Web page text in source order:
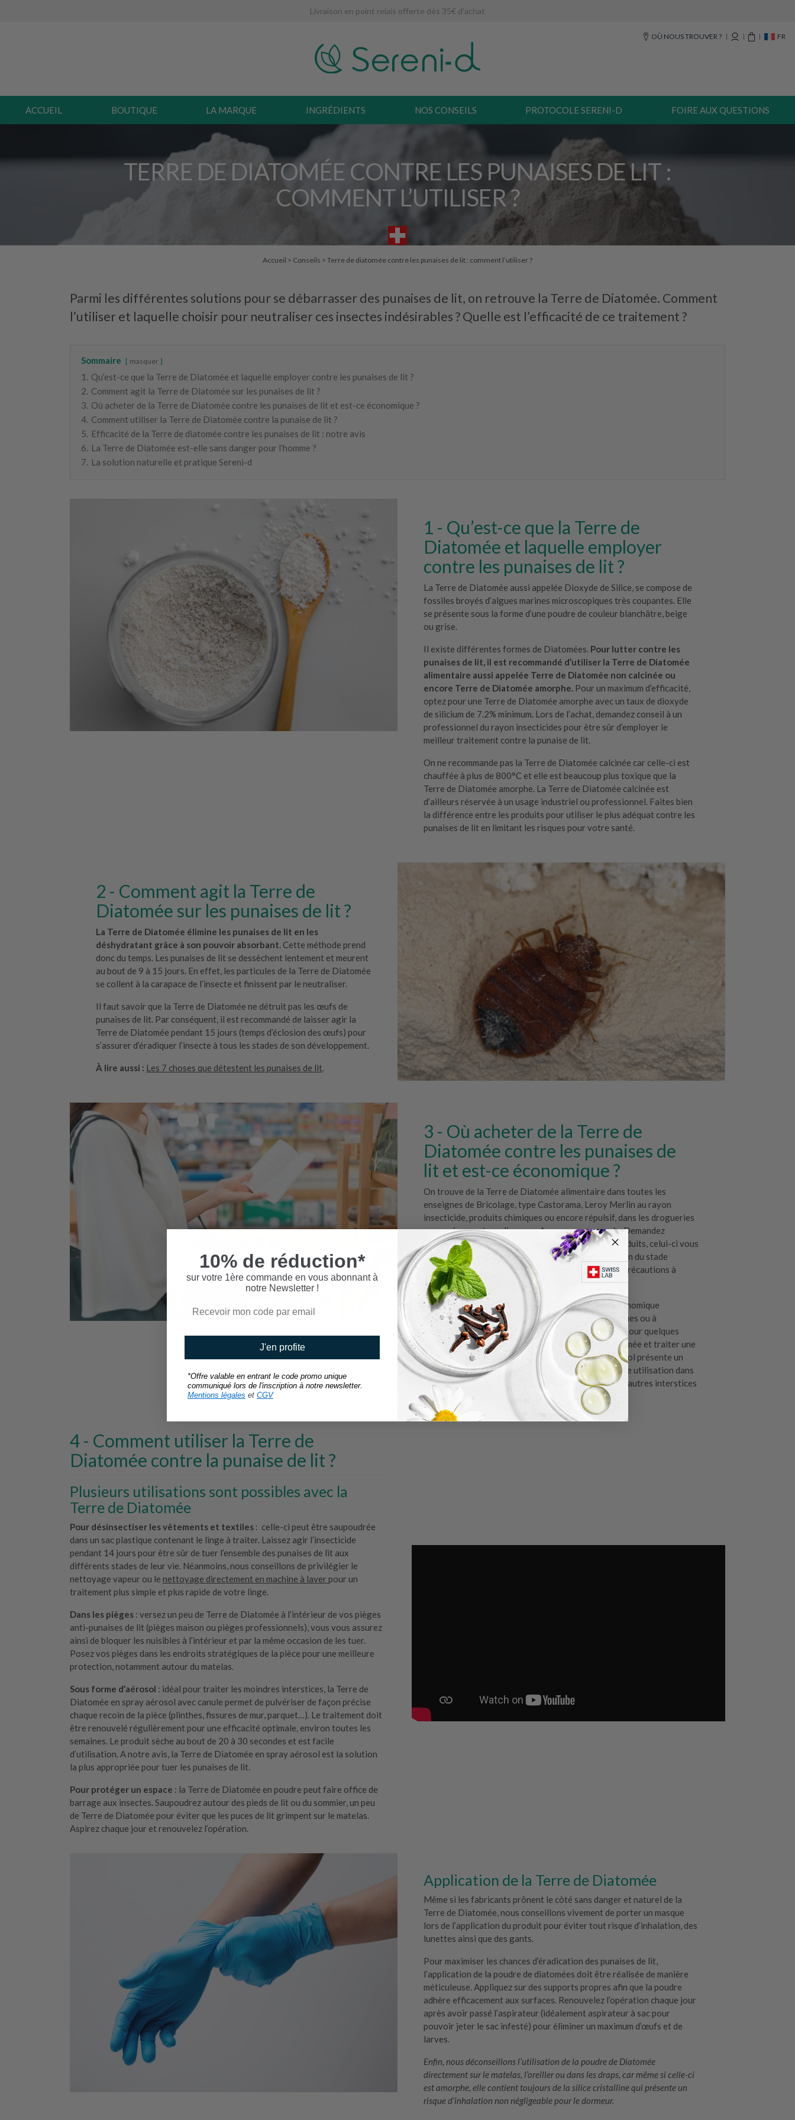
Livraison en point relais offerte dès 35€ d’achat
OÙ NOUS TROUVER ? FR
ACCUEIL BOUTIQUE LA MARQUE INGRÉDIENTS NOS CONSEILS PROTOCOLE SERENI-D FOIRE AUX QUESTIONS
TERRE DE DIATOMÉE CONTRE LES PUNAISES DE LIT :
COMMENT L’UTILISER ?
Accueil > Conseils > Terre de diatomée contre les punaises de lit : comment l’utiliser ?
Parmi les différentes solutions pour se débarrasser des punaises de lit, on retrouve la Terre de Diatomée. Comment
l’utiliser et laquelle choisir pour neutraliser ces insectes indésirables ? Quelle est l’efficacité de ce traitement ?
Sommaire masquer
1. Qu’est-ce que la Terre de Diatomée et laquelle employer contre les punaises de lit ?
2. Comment agit la Terre de Diatomée sur les punaises de lit ?
3. Où acheter de la Terre de Diatomée contre les punaises de lit et est-ce économique ?
4. Comment utiliser la Terre de Diatomée contre la punaise de lit ?
5. Efficacité de la Terre de diatomée contre les punaises de lit : notre avis
6. La Terre de Diatomée est-elle sans danger pour l’homme ?
7. La solution naturelle et pratique Sereni-d
Qu’est-ce que la Terre de
Diatomée et laquelle employer
contre les punaises de lit ?
La Terre de Diatomée aussi appelée Dioxyde de Silice, se compose de
fossiles broyés d’algues marines microscopiques très coupantes. Elle
se présente sous la forme d’une poudre de couleur blanchâtre, beige
ou grise.
Il existe différentes formes de Diatomées. Pour lutter contre les
punaises de lit, il est recommandé d’utiliser la Terre de Diatomée
alimentaire aussi appelée Terre de Diatomée non calcinée ou
encore Terre de Diatomée amorphe. Pour un maximum d’efficacité,
optez pour une Terre de Diatomée amorphe avec un taux de dioxyde
de silicium de 7.2% minimum. Lors de l’achat, demandez conseil à un
professionnel du rayon insecticides pour être sûr d’employer le
meilleur traitement contre la punaise de lit.
On ne recommande pas la Terre de Diatomée calcinée car celle-ci est
chauffée à plus de 800°C et elle est beaucoup plus toxique que la
Terre de Diatomée amorphe. La Terre de Diatomée calcinée est
d’ailleurs réservée à un usage industriel ou professionnel. Faites bien
la différence entre les produits pour utiliser le plus adéquat contre les
punaises de lit en limitant les risques pour votre santé.
Comment agit la Terre de
Diatomée sur les punaises de lit ?
La Terre de Diatomée élimine les punaises de lit en les
déshydratant grâce à son pouvoir absorbant. Cette méthode prend
donc du temps. Les punaises de lit se dessèchent lentement et meurent
au bout de 9 à 15 jours. En effet, les particules de la Terre de Diatomée
se collent à la carapace de l’insecte et finissent par le neutraliser.
Il faut savoir que la Terre de Diatomée ne détruit pas les œufs de
punaises de lit. Par conséquent, il est recommandé de laisser agir la
Terre de Diatomée pendant 15 jours (temps d’éclosion des œufs) pour
s’assurer d’éradiquer l’insecte à tous les stades de son développement.
À lire aussi : Les 7 choses que détestent les punaises de lit.
Où acheter de la Terre de
Diatomée contre les punaises de
lit et est-ce économique ?
On trouve de la Terre de Diatomée alimentaire dans toutes les
enseignes de Bricolage, type Castorama, Leroy Merlin au rayon
insecticide, produits chimiques ou encore répulsif, dans les drogueries
ou aussi en vente en ligne sur Amazon par exemple. Demandez
toujours conseil à un expert avant d’acheter vos produits, celui-ci vous
conseillera sur l’utilisation de l’insecticide en fonction du stade
d’infestation, sur les différentes marques et sur les précautions à
prendre pour utiliser les produits.
Côté prix, la Terre de Diatomée est une solution économique
comparée à d’autres traitements insecticides chimiques ou à
l’intervention d’une entreprise de désinsectisation. Pour quelques
euros, vous pouvez obtenir un sac de Terre de Diatomée et traiter une
grande surface. La Terre de diatomée en spray aérosol présente un
prix un peu plus élevé mais est indispensable pour une utilisation dans
les cachettes à punaises de lit comme les plinthes ou autres interstices
sombres.
Comment utiliser la Terre de
Diatomée contre la punaise de lit ?
Plusieurs utilisations sont possibles avec la
Terre de Diatomée
Pour désinsectiser les vêtements et textiles : celle-ci peut être saupoudrée
dans un sac plastique contenant le linge à traiter. Laissez agir l’insecticide
pendant 14 jours pour être sûr de tuer l’ensemble des punaises de lit aux
différents stades de leur vie. Néanmoins, nous conseillons de privilégier le
nettoyage vapeur ou le nettoyage directement en machine à laver pour un
traitement plus simple et plus rapide de votre linge.
Dans les pièges : versez un peu de Terre de Diatomée à l’intérieur de vos pièges
anti-punaises de lit (pièges maison ou pièges professionnels), vous vous assurez
ainsi de bloquer les nuisibles à l’intérieur et par la même occasion de les tuer.
Posez vos pièges dans les endroits stratégiques de la pièce pour une meilleure
protection, notamment autour du matelas.
Sous forme d’aérosol : idéal pour traiter les moindres interstices, la Terre de
Diatomée en spray aérosol avec canule permet de pulvériser de façon précise
chaque recoin de la pièce (plinthes, fissures de mur, parquet…). Le traitement doit
être renouvelé régulièrement pour une efficacité optimale, environ toutes les
semaines. Le produit sèche au bout de 20 à 30 secondes et est facile
d’utilisation. A notre avis, la Terre de Diatomée en spray aérosol est la solution
la plus appropriée pour tuer les punaises de lit.
Pour protéger un espace : la Terre de Diatomée en poudre peut faire office de
barrage aux insectes. Saupoudrez autour des pieds de lit ou du sommier, un peu
de Terre de Diatomée pour éviter que les puces de lit grimpent sur le matelas.
Aspirez chaque jour et renouvelez l’opération.
Application de la Terre de Diatomée
Même si les fabricants prônent le côté sans danger et naturel de la
Terre de Diatomée, nous conseillons vivement de porter un masque
lors de l’application du produit pour éviter tout risque d’inhalation, des
lunettes ainsi que des gants.
Pour maximiser les chances d’éradication des punaises de lit,
l’application de la poudre de diatomées doit être réalisée de manière
méticuleuse. Appliquez sur des supports propres afin que la poudre
adhère efficacement aux surfaces. Renouvelez l’opération chaque jour
après avoir passé l’aspirateur (idéalement aspirateur à sac pour
pouvoir jeter le sac infesté) pour éliminer un maximum d’œufs et de
larves.
Enfin, nous déconseillons l’utilisation de la poudre de Diatomée
directement sur le matelas, l’oreiller ou dans les draps, car même si celle-ci
est amorphe, elle contient toujours de la silice cristalline qui présente un
risque d’inhalation non négligeable pour le dormeur.
10% de réduction*
sur votre 1ère commande en vous abonnant à
notre Newsletter !
J'en profite
*Offre valable en entrant le code promo unique
communiqué lors de l'inscription à notre newsletter.
Mentions légales et CGV